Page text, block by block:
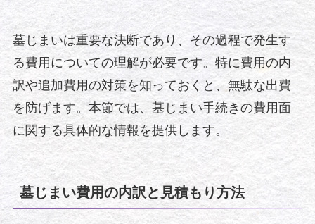
墓じまいは重要な決断であり、その過程で発生す
る費用についての理解が必要です。特に費用の内
訳や追加費用の対策を知っておくと、無駄な出費
を防げます。本節では、墓じまい手続きの費用面
に関する具体的な情報を提供します。
墓じまい費用の内訳と見積もり方法